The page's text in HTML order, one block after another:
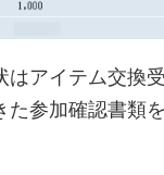
はアイテム交換
た参加確認書類